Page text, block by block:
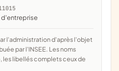
d'entreprise
par l'INSEE. Les noms
les libellés complets ceux de